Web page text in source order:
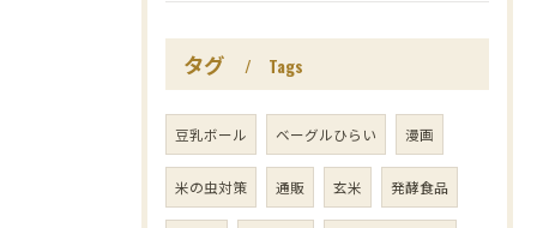
タグ Tags
豆乳ボール ベーグルひらい 漫画
米の虫対策 通販 玄米 発酵食品